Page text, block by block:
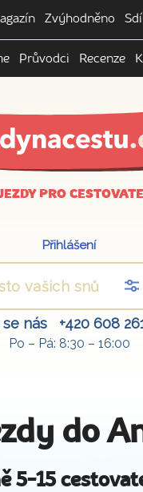
Zvýhodněno
Průvodci Recenze
PRO
Přihlášení
nás +420 608
Po – Pá: 8:30 – 16:00
do
5-15